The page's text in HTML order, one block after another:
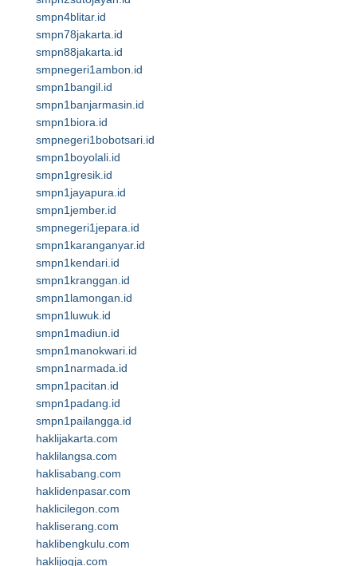
smpn4blitar.id
smpn78jakarta.id
smpn88jakarta.id
smpnegeri1ambon.id
smpn1bangil.id
smpn1banjarmasin.id
smpn1biora.id
smpnegeri1bobotsari.id
smpn1boyolali.id
smpn1gresik.id
smpn1jayapura.id
smpn1jember.id
smpnegeri1jepara.id
smpn1karanganyar.id
smpn1kendari.id
smpn1kranggan.id
smpn1lamongan.id
smpn1luwuk.id
smpn1madiun.id
smpn1manokwari.id
smpn1narmada.id
smpn1pacitan.id
smpn1padang.id
smpn1pailangga.id
haklijakarta.com
haklilangsa.com
haklisabang.com
haklidenpasar.com
haklicilegon.com
hakliserang.com
haklibengkulu.com
haklijogja.com